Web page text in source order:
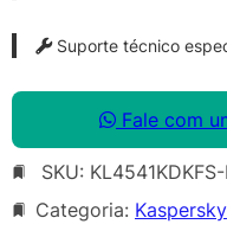
Suporte técnico
Fale com
SKU: KL4541KDKFS-
Categoria: Kaspersky